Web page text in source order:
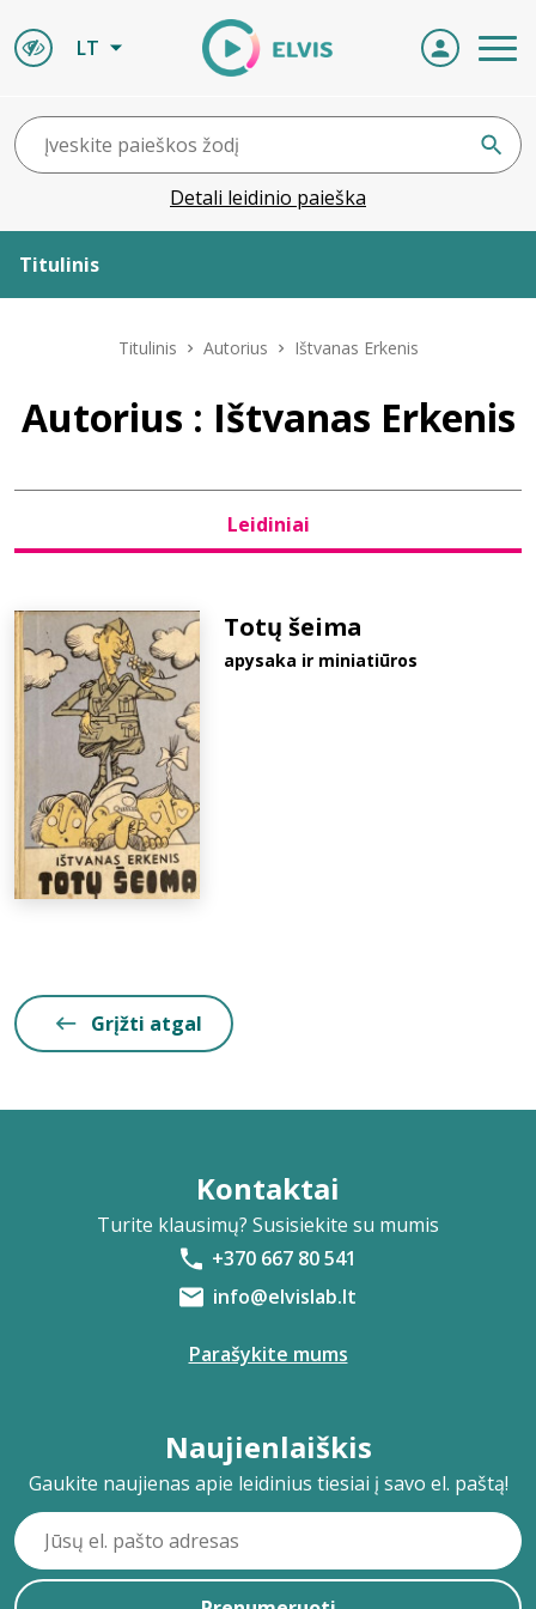
LT
Detali leidinio paieška
Titulinis
Leidiniai
D.U.K.
Titulinis Autorius Ištvanas Erkenis
Autorius : Ištvanas Erkenis
Leidiniai
Totų šeima
apysaka ir miniatiūros
Grįžti atgal
Kontaktai
Turite klausimų? Susisiekite su mumis
+370 667 80 541
info@elvislab.lt
Parašykite mums
Naujienlaiškis
Gaukite naujienas apie leidinius tiesiai į savo el. paštą!